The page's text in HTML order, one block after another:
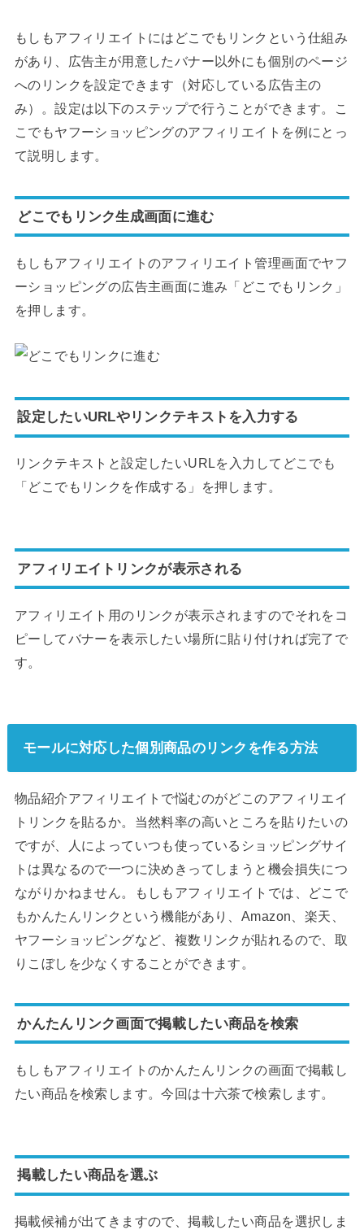
もしもアフィリエイトにはどこでもリンクという仕組み
があり、広告主が用意したバナー以外にも個別のページ
へのリンクを設定できます（対応している広告主の
み）。設定は以下のステップで行うことができます。こ
こでもヤフーショッピングのアフィリエイトを例にとっ
て説明します。
どこでもリンク生成画面に進む
もしもアフィリエイトのアフィリエイト管理画面でヤフ
ーショッピングの広告主画面に進み「どこでもリンク」
を押します。
設定したいURLやリンクテキストを入力する
リンクテキストと設定したいURLを入力してどこでも
「どこでもリンクを作成する」を押します。
アフィリエイトリンクが表示される
アフィリエイト用のリンクが表示されますのでそれをコ
ピーしてバナーを表示したい場所に貼り付ければ完了で
す。
モールに対応した個別商品のリンクを作る方法
物品紹介アフィリエイトで悩むのがどこのアフィリエイ
トリンクを貼るか。当然料率の高いところを貼りたいの
ですが、人によっていつも使っているショッピングサイ
トは異なるので一つに決めきってしまうと機会損失につ
ながりかねません。もしもアフィリエイトでは、どこで
もかんたんリンクという機能があり、Amazon、楽天、
ヤフーショッピングなど、複数リンクが貼れるので、取
りこぼしを少なくすることができます。
かんたんリンク画面で掲載したい商品を検索
もしもアフィリエイトのかんたんリンクの画面で掲載し
たい商品を検索します。今回は十六茶で検索します。
掲載したい商品を選ぶ
掲載候補が出てきますので、掲載したい商品を選択しま